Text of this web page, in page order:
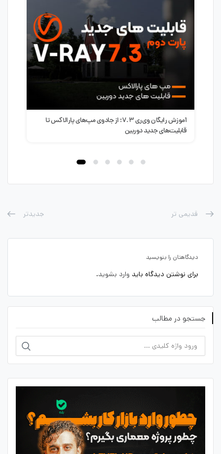
آموزش رایگان وی‌ری ۷.۳؛ از جادوی مپ‌های پارالاکس تا
قابلیت‌های جدید دوربین
قدیمی تر جدیدتر
دیدگاهتان را بنویسید
برای نوشتن دیدگاه باید وارد بشوید.
جستجو در مطالب